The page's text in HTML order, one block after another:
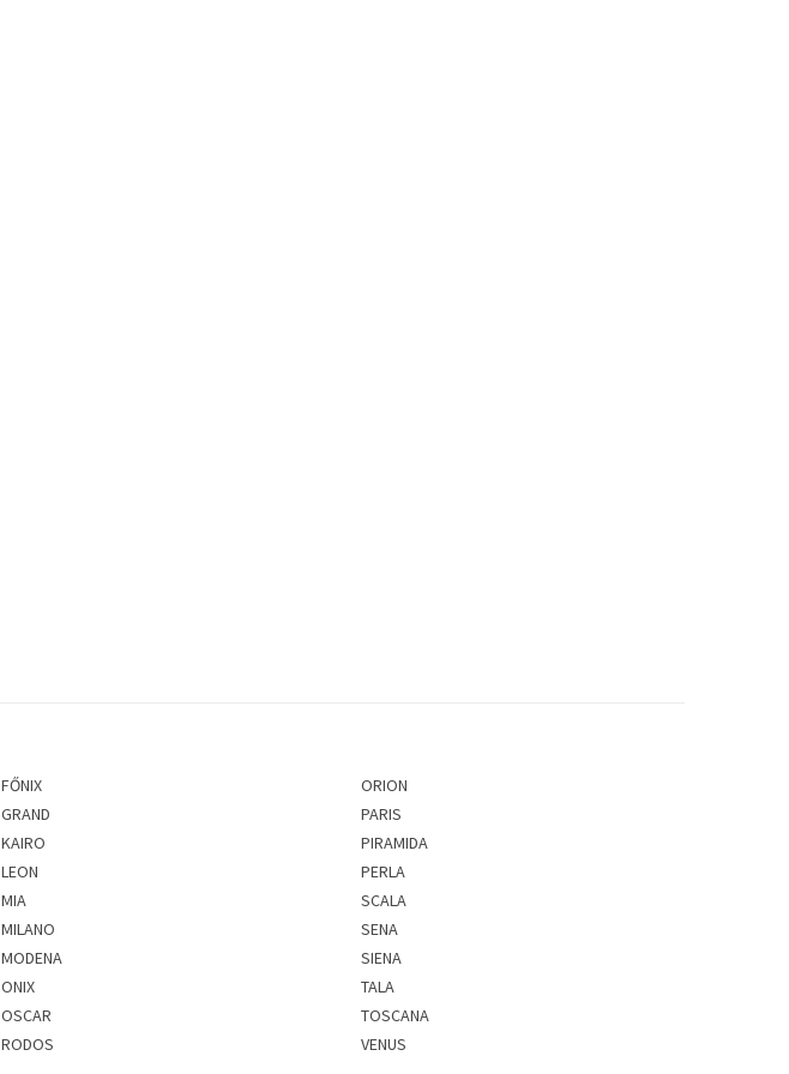
FŐNIX
GRAND
KAIRO
LEON
MIA
MILANO
MODENA
ONIX
OSCAR
RODOS
ORION
PARIS
PIRAMIDA
PERLA
SCALA
SENA
SIENA
TALA
TOSCANA
VENUS